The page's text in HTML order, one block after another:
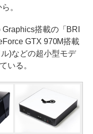
。
搭載の「BRI
GTX 970M搭載
)などの超小型モデ
いる。